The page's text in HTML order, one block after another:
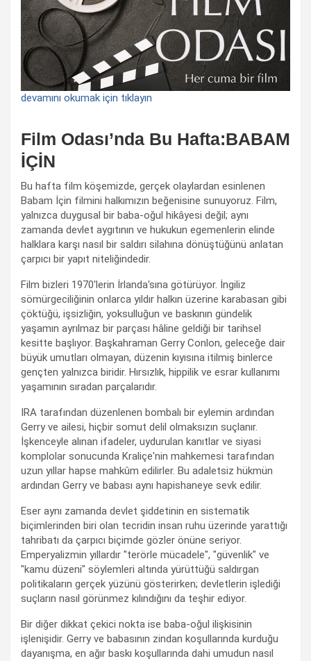
devamını okumak için tıklayın
Film Odası’nda Bu Hafta:BABAM
İÇİN
Bu hafta film köşemizde, gerçek olaylardan esinlenen
Babam İçin filmini halkımızın beğenisine sunuyoruz. Film,
yalnızca duygusal bir baba-oğul hikâyesi değil; aynı
zamanda devlet aygıtının ve hukukun egemenlerin elinde
halklara karşı nasıl bir saldırı silahına dönüştüğünü anlatan
çarpıcı bir yapıt niteliğindedir.
Film bizleri 1970'lerin İrlanda'sına götürüyor. İngiliz
sömürgeciliğinin onlarca yıldır halkın üzerine karabasan gibi
çöktüğü, işsizliğin, yoksulluğun ve baskının gündelik
yaşamın ayrılmaz bir parçası hâline geldiği bir tarihsel
kesitte başlıyor. Başkahraman Gerry Conlon, geleceğe dair
büyük umutları olmayan, düzenin kıyısına itilmiş binlerce
gençten yalnızca biridir. Hırsızlık, hippilik ve esrar kullanımı
yaşamının sıradan parçalarıdır.
IRA tarafından düzenlenen bombalı bir eylemin ardından
Gerry ve ailesi, hiçbir somut delil olmaksızın suçlanır.
İşkenceyle alınan ifadeler, uydurulan kanıtlar ve siyasi
komplolar sonucunda Kraliçe'nin mahkemesi tarafından
uzun yıllar hapse mahkûm edilirler. Bu adaletsiz hükmün
ardından Gerry ve babası aynı hapishaneye sevk edilir.
Eser aynı zamanda devlet şiddetinin en sistematik
biçimlerinden biri olan tecridin insan ruhu üzerinde yarattığı
tahribatı da çarpıcı biçimde gözler önüne seriyor.
Emperyalizmin yıllardır "terörle mücadele", "güvenlik" ve
"kamu düzeni" söylemleri altında yürüttüğü saldırgan
politikaların gerçek yüzünü gösterirken; devletlerin işlediği
suçların nasıl görünmez kılındığını da teşhir ediyor.
Bir diğer dikkat çekici nokta ise baba-oğul ilişkisinin
işlenişidir. Gerry ve babasının zindan koşullarında kurduğu
dayanışma, en ağır baskı koşullarında dahi umudun nasıl